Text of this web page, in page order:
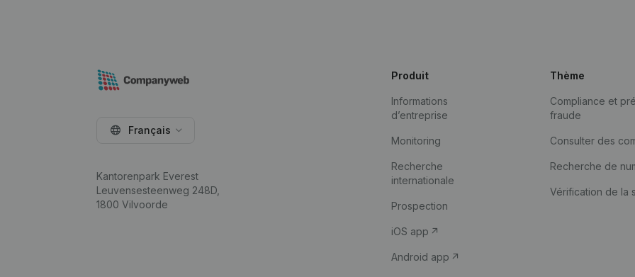
Français
Kantorenpark Everest
Leuvensesteenweg 248D,
1800 Vilvoorde
Produit
Informations
d’entreprise
Monitoring
Recherche
internationale
Prospection
iOS app
Android app
Thème
Compliance et
fraude
Consulter des
Recherche de
Vérification de la